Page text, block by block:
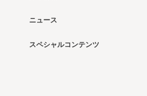
ニュース
スペシャルコンテンツ